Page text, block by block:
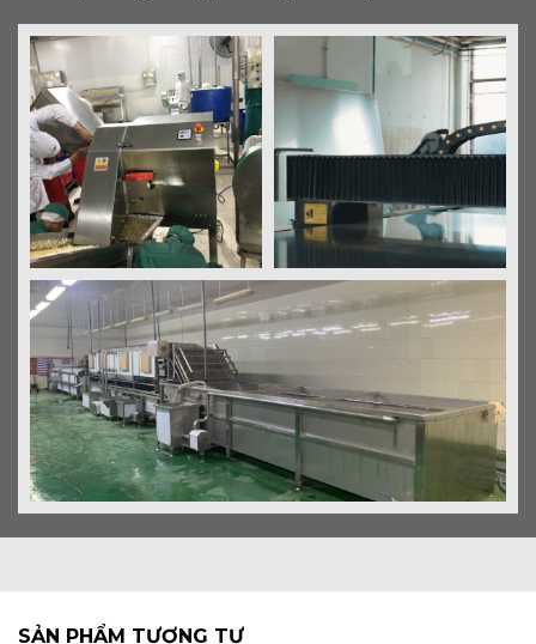
SẢN PHẨM TƯƠNG TỰ